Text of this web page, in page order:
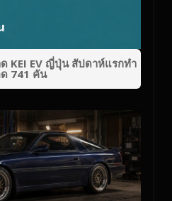
ด KEI EV ญี่ปุ่น สัปดาห์แรกทำ
741 คัน